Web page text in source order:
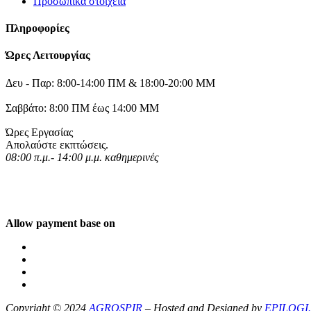
Πληροφορίες
Ώρες Λειτουργίας
Δευ - Παρ: 8:00-14:00 ΠΜ & 18:00-20:00 ΜΜ
Σαββάτο: 8:00 ΠΜ έως 14:00 ΜΜ
Ώρες Εργασίας
Απολαύστε εκπτώσεις.
08:00 π.μ.- 14:00 μ.μ. καθημερινές
Allow payment base on
Copyright © 2024 AGROSPIR – Hosted and Designed by